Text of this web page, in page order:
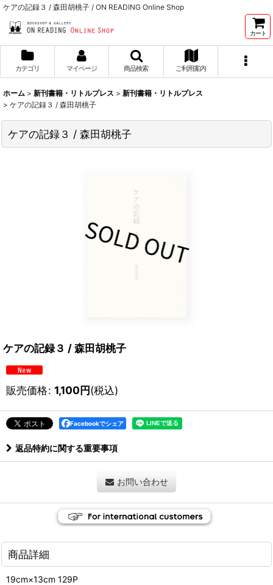
ケアの記録３ / 森田胡桃子 / ON READING Online Shop
カート
カテゴリ マイページ 商品検索 ご利用案内
ホーム > 新刊書籍・リトルプレス > 新刊書籍・リトルプレス
> ケアの記録３ / 森田胡桃子
ケアの記録３ / 森田胡桃子
ケアの記録３ / 森田胡桃子
販売価格: 1,100円(税込)
Facebookでシェア
返品特約に関する重要事項
お問い合わせ
商品詳細
19cm×13cm 129P